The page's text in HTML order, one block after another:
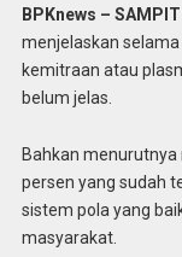
BPKnews –
menjelaskan
kemitraan atau
belum jelas.
Bahkan
persen yang sudah
sistem pola yang
masyarakat.